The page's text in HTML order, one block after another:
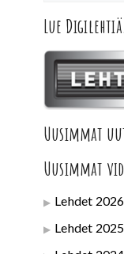
Lue
Uusimmat
Uusimmat
Lehdet 2026
Lehdet 2025